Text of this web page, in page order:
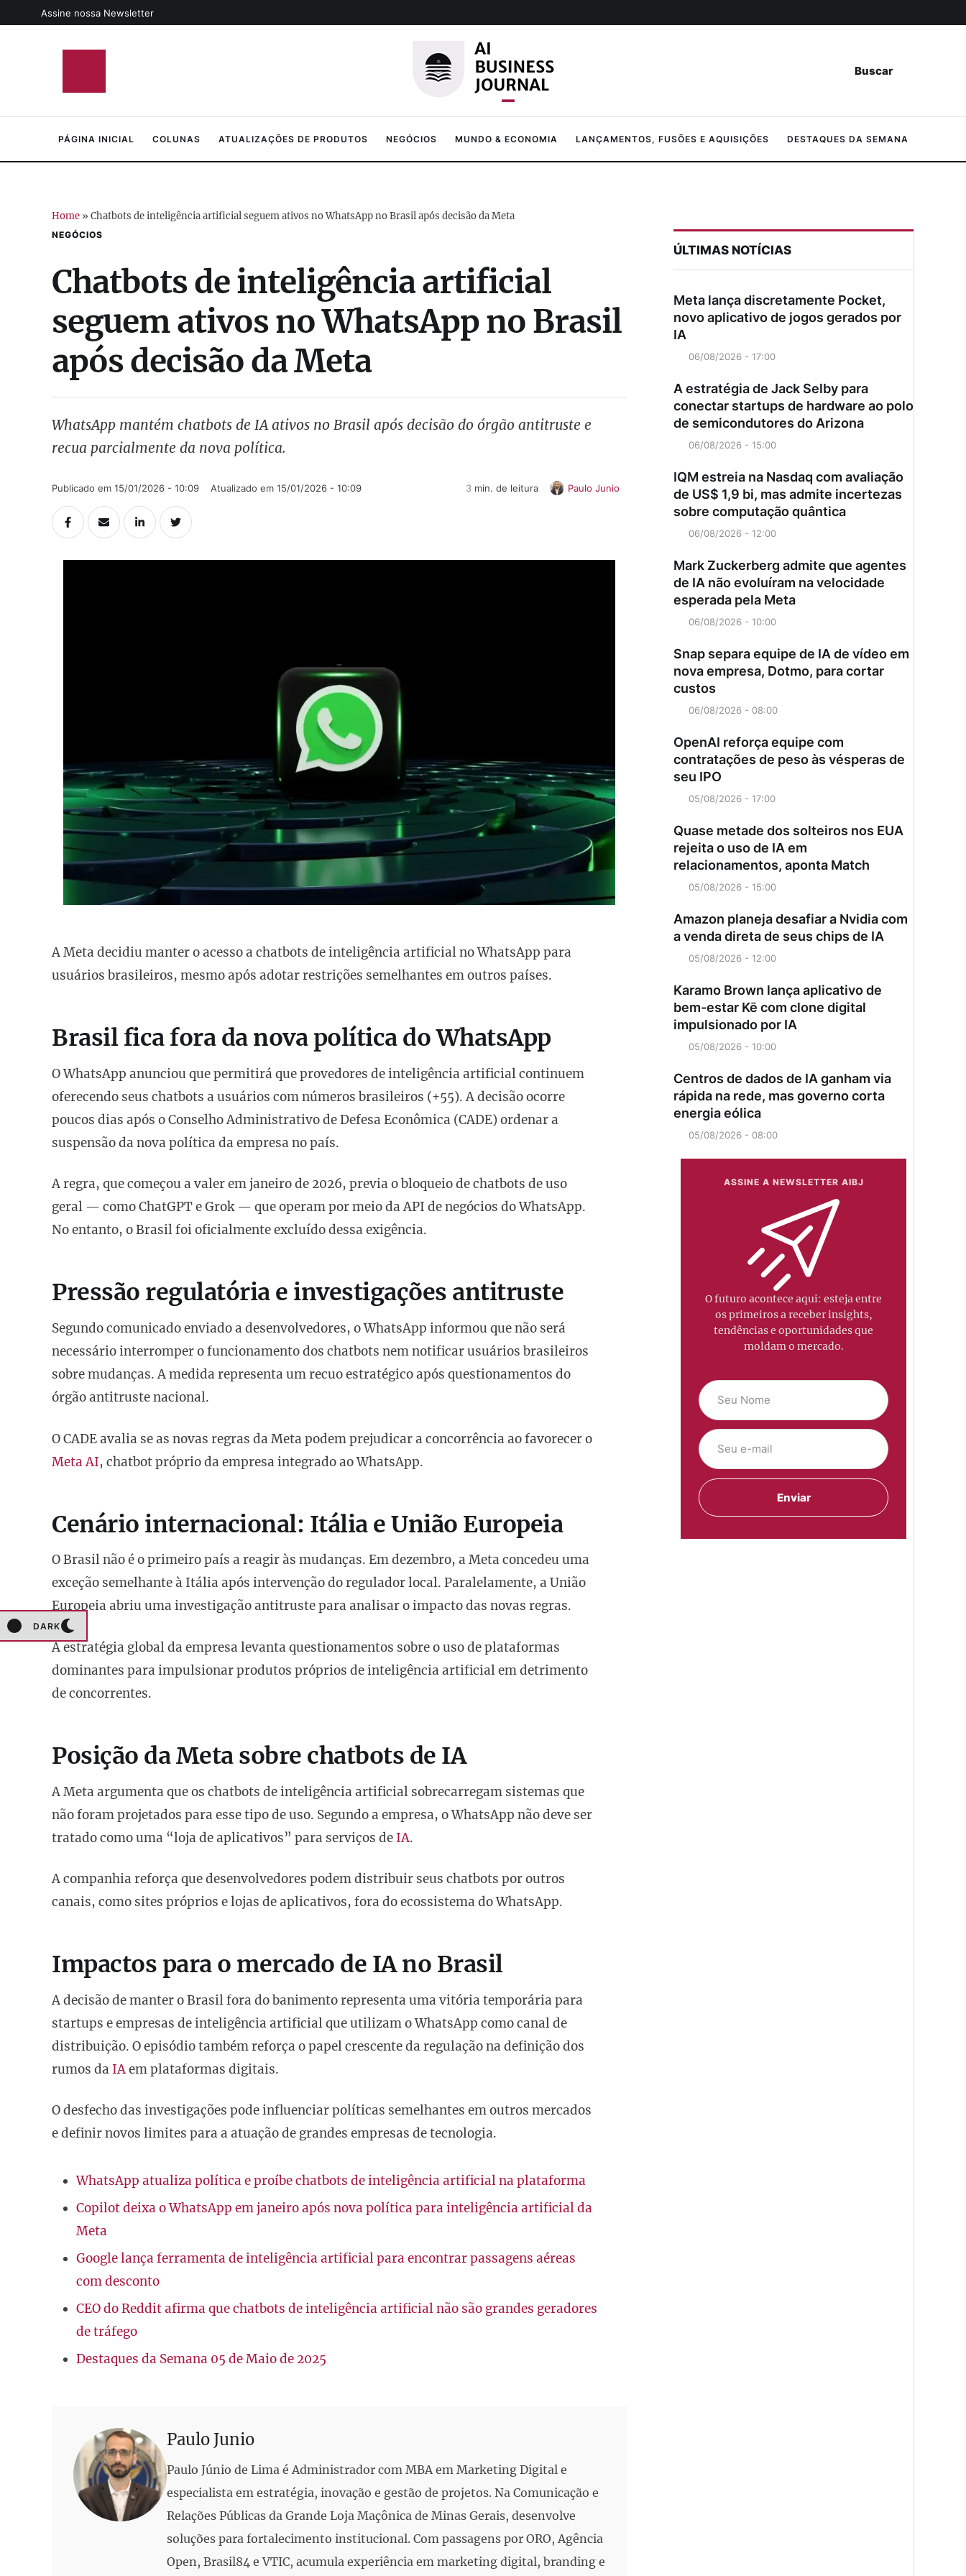
Assine nossa Newsletter
Buscar
DARK
PÁGINA INICIAL COLUNAS ATUALIZAÇÕES DE PRODUTOS NEGÓCIOS MUNDO & ECONOMIA LANÇAMENTOS, FUSÕES E AQUISIÇÕES DESTAQUES DA SEMANA
Home » Chatbots de inteligência artificial seguem ativos no WhatsApp no Brasil após decisão da Meta
NEGÓCIOS
Chatbots de inteligência artificial
seguem ativos no WhatsApp no Brasil
após decisão da Meta
WhatsApp mantém chatbots de IA ativos no Brasil após decisão do órgão antitruste e
recua parcialmente da nova política.
Publicado em 15/01/2026 - 10:09 Atualizado em 15/01/2026 - 10:09 3 min. de leitura Paulo Junio
A Meta decidiu manter o acesso a chatbots de inteligência artificial no WhatsApp para
usuários brasileiros, mesmo após adotar restrições semelhantes em outros países.
Brasil fica fora da nova política do WhatsApp
O WhatsApp anunciou que permitirá que provedores de inteligência artificial continuem
oferecendo seus chatbots a usuários com números brasileiros (+55). A decisão ocorre
poucos dias após o Conselho Administrativo de Defesa Econômica (CADE) ordenar a
suspensão da nova política da empresa no país.
A regra, que começou a valer em janeiro de 2026, previa o bloqueio de chatbots de uso
geral — como ChatGPT e Grok — que operam por meio da API de negócios do WhatsApp.
No entanto, o Brasil foi oficialmente excluído dessa exigência.
Pressão regulatória e investigações antitruste
Segundo comunicado enviado a desenvolvedores, o WhatsApp informou que não será
necessário interromper o funcionamento dos chatbots nem notificar usuários brasileiros
sobre mudanças. A medida representa um recuo estratégico após questionamentos do
órgão antitruste nacional.
O CADE avalia se as novas regras da Meta podem prejudicar a concorrência ao favorecer o
Meta AI, chatbot próprio da empresa integrado ao WhatsApp.
Cenário internacional: Itália e União Europeia
O Brasil não é o primeiro país a reagir às mudanças. Em dezembro, a Meta concedeu uma
exceção semelhante à Itália após intervenção do regulador local. Paralelamente, a União
Europeia abriu uma investigação antitruste para analisar o impacto das novas regras.
A estratégia global da empresa levanta questionamentos sobre o uso de plataformas
dominantes para impulsionar produtos próprios de inteligência artificial em detrimento
de concorrentes.
Posição da Meta sobre chatbots de IA
A Meta argumenta que os chatbots de inteligência artificial sobrecarregam sistemas que
não foram projetados para esse tipo de uso. Segundo a empresa, o WhatsApp não deve ser
tratado como uma “loja de aplicativos” para serviços de IA.
A companhia reforça que desenvolvedores podem distribuir seus chatbots por outros
canais, como sites próprios e lojas de aplicativos, fora do ecossistema do WhatsApp.
Impactos para o mercado de IA no Brasil
A decisão de manter o Brasil fora do banimento representa uma vitória temporária para
startups e empresas de inteligência artificial que utilizam o WhatsApp como canal de
distribuição. O episódio também reforça o papel crescente da regulação na definição dos
rumos da IAem plataformas digitais.
O desfecho das investigações pode influenciar políticas semelhantes em outros mercados
e definir novos limites para a atuação de grandes empresas de tecnologia.
WhatsApp atualiza política e proíbe chatbots de inteligência artificial na plataforma
Copilot deixa o WhatsApp em janeiro após nova política para inteligência artificial da
Meta
Google lança ferramenta de inteligência artificial para encontrar passagens aéreas
com desconto
CEO do Reddit afirma que chatbots de inteligência artificial não são grandes geradores
de tráfego
Destaques da Semana 05 de Maio de 2025
Paulo Junio
Paulo Júnio de Lima é Administrador com MBA em Marketing Digital e
especialista em estratégia, inovação e gestão de projetos. Na Comunicação e
Relações Públicas da Grande Loja Maçônica de Minas Gerais, desenvolve
soluções para fortalecimento institucional. Com passagens por ORO, Agência
Open, Brasil84 e VTIC, acumula experiência em marketing digital, branding e
ÚLTIMAS NOTÍCIAS
Meta lança discretamente Pocket,
novo aplicativo de jogos gerados por
IA
06/08/2026 - 17:00
A estratégia de Jack Selby para
conectar startups de hardware ao polo
de semicondutores do Arizona
06/08/2026 - 15:00
IQM estreia na Nasdaq com avaliação
de US$ 1,9 bi, mas admite incertezas
sobre computação quântica
06/08/2026 - 12:00
Mark Zuckerberg admite que agentes
de IA não evoluíram na velocidade
esperada pela Meta
06/08/2026 - 10:00
Snap separa equipe de IA de vídeo em
nova empresa, Dotmo, para cortar
custos
06/08/2026 - 08:00
OpenAI reforça equipe com
contratações de peso às vésperas de
seu IPO
05/08/2026 - 17:00
Quase metade dos solteiros nos EUA
rejeita o uso de IA em
relacionamentos, aponta Match
05/08/2026 - 15:00
Amazon planeja desafiar a Nvidia com
a venda direta de seus chips de IA
05/08/2026 - 12:00
Karamo Brown lança aplicativo de
bem-estar Kē com clone digital
impulsionado por IA
05/08/2026 - 10:00
Centros de dados de IA ganham via
rápida na rede, mas governo corta
energia eólica
05/08/2026 - 08:00
ASSINE A NEWSLETTER AIBJ
O futuro acontece aqui: esteja entre
os primeiros a receber insights,
tendências e oportunidades que
moldam o mercado.